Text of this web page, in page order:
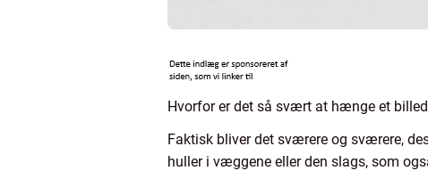
Hvorfor er det så svært at hænge et
Faktisk bliver det sværere og sværere,
huller i væggene eller den slags, som